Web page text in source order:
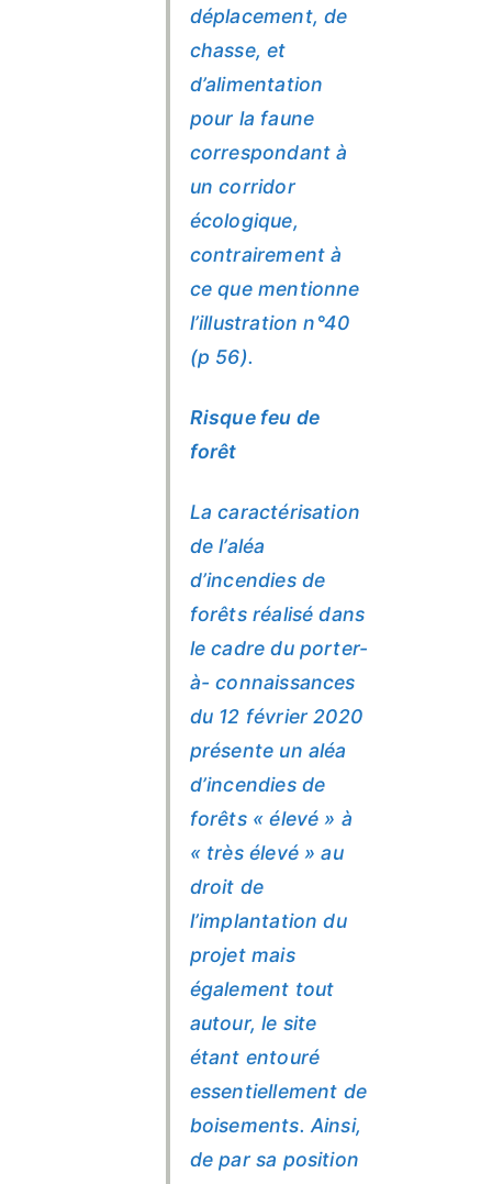
déplacement, de
chasse, et
d’alimentation
pour la faune
correspondant à
un corridor
écologique,
contrairement à
ce que mentionne
l’illustration n°40
(p 56).
Risque feu de
forêt
La caractérisation
de l’aléa
d’incendies de
forêts réalisé dans
le cadre du porter-
à- connaissances
du 12 février 2020
présente un aléa
d’incendies de
forêts « élevé » à
« très élevé » au
droit de
l’implantation du
projet mais
également tout
autour, le site
étant entouré
essentiellement de
boisements. Ainsi,
de par sa position